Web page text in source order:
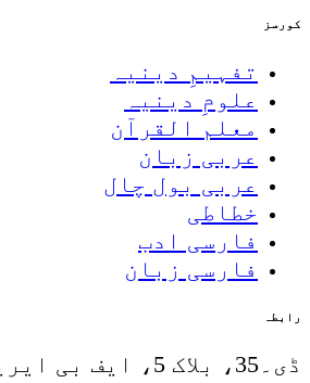
کورسز
تفہیمِ دینیہ
علومِ دینیہ
معلم القرآن
عربی زبان
عربی بول چال
خطاطی
فارسی ادب
فارسی زبان
رابطہ
ڈی۔35، بلاک 5، ایف بی ایریا، کراچی